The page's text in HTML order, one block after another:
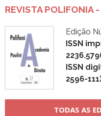
REVISTA POLIFONIA
Edição
ISSN
ISSN
2596-
TODAS AS